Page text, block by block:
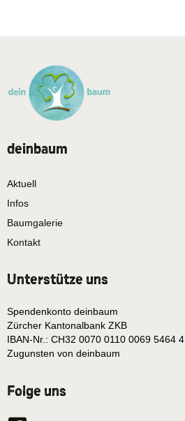
deinbaum
Aktuell
Infos
Baumgalerie
Kontakt
Unterstütze uns
Spendenkonto deinbaum
Zürcher Kantonalbank ZKB
IBAN-Nr.: CH32 0070 0110 0069 5464 4
Zugunsten von deinbaum
Folge uns